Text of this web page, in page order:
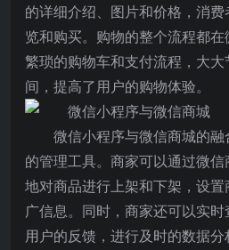
的详细介绍、图片和价格，消
览和购买。购物的整个流程都
繁琐的购物车和支付流程，大
间，提高了用户的购物体验。
微信小程序与微信商城的
的管理工具。商家可以通过微
地对商品进行上架和下架，设
广信息。同时，商家还可以实
用户的反馈，进行及时的数据